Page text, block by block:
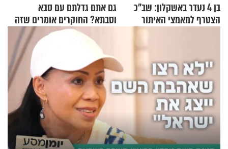
בן 4 נעדר באשקלון: שב"כ
הצטרף למאמצי האיתור
גם אתם גדלתם עם סבא
וסבתא? החוקרים אומרים שזה
מתכון מנצח